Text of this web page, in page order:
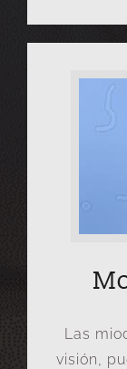
Las
visión,